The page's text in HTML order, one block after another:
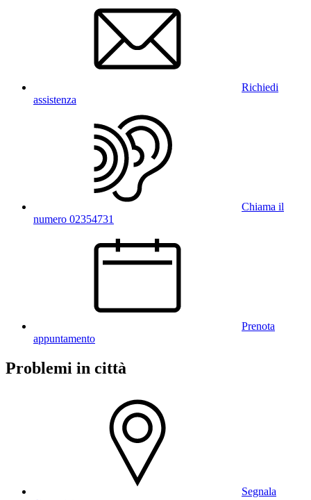
Richiedi
assistenza
Chiama il
numero 02354731
Prenota
appuntamento
Problemi in città
Segnala